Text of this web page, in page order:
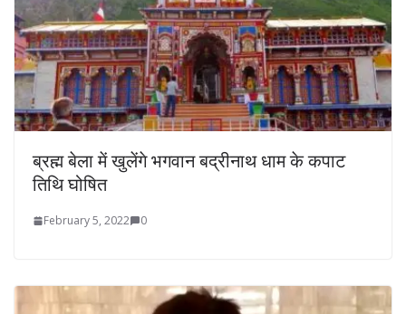
ब्रह्म बेला में खुलेंगे भगवान बद्रीनाथ धाम के कपाट
तिथि घोषित
February 5, 2022 0